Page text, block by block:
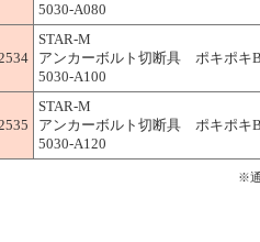
5030-A080
STAR-M
アンカーボルト切断具 ポキポ
5030-A100
STAR-M
アンカーボルト切断具 ポキポ
5030-A120
※